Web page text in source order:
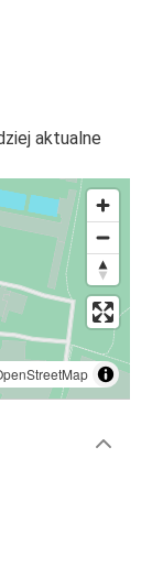
aktualne